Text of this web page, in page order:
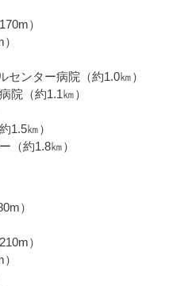
）
センター病院（約1.0㎞）
院（約1.1㎞）
1.5㎞）
（約1.8㎞）
）
）